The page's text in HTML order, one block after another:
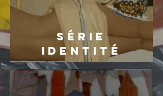
série
IDENTITé